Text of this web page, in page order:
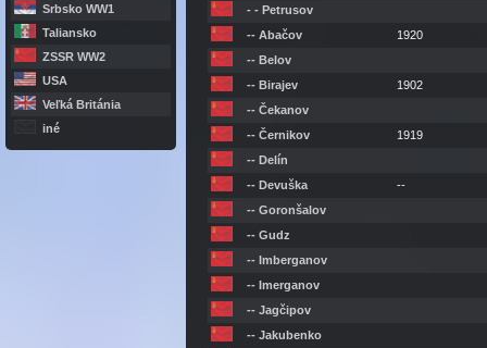
Srbsko WW1
Taliansko
ZSSR WW2
USA
Veľká Británia
iné
- - Petrusov
-- Abačov
1920
-- Belov
-- Birajev
1902
-- Čekanov
-- Černikov
1919
-- Delín
-- Devuška
--
-- Goronšalov
-- Gudz
-- Imberganov
-- Imerganov
-- Jagčipov
-- Jakubenko